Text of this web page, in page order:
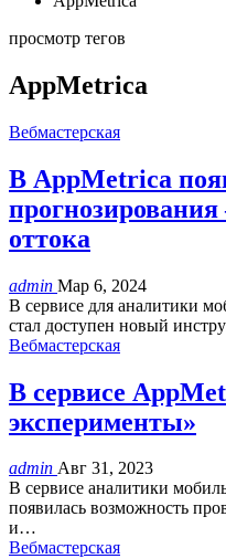
просмотр тегов
AppMetrica
Вебмастерская
В AppMetrica
оттока
admin Мар 6, 2024
В сервисе для аналитики
стал доступен новый
Вебмастерская
В сервисе
эксперименты»
admin Авг 31, 2023
В сервисе аналитики
появилась возможность
и…
Вебмастерская